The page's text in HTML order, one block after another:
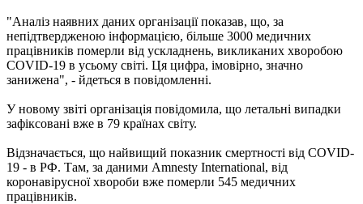
"Аналіз наявних даних організації показав, що, за
непідтвердженою інформацією, більше 3000 медичних
працівників померли від ускладнень, викликаних хворобою
COVID-19 в усьому світі. Ця цифра, імовірно, значно
занижена", - йдеться в повідомленні.
У новому звіті організація повідомила, що летальні випадки
зафіксовані вже в 79 країнах світу.
Відзначається, що найвищий показник смертності від COVID-
19 - в РФ. Там, за даними Amnesty International, від
коронавірусної хвороби вже померли 545 медичних
працівників.